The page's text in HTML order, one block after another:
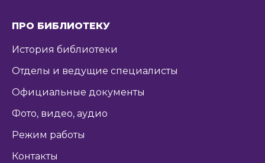
ПРО БИБЛИОТЕКУ
История библиотеки
Отделы и ведущие специалисты
Официальные документы
Фото, видео, аудио
Режим работы
Контакты